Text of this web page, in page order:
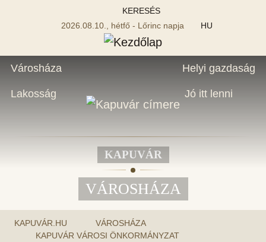
KERESÉS
2026.08.10., hétfő - Lőrinc napja
HU
Városháza
Lakosság
Helyi gazdaság
Jó itt lenni
KAPUVÁR
VÁROSHÁZA
KAPUVÁR.HU
VÁROSHÁZA
KAPUVÁR VÁROSI ÖNKORMÁNYZAT